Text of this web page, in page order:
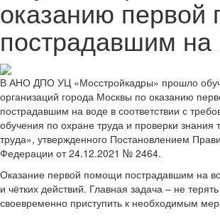
оказанию
пострадавшим на
В АНО ДПО УЦ «Мосстройкадры» прошло
организаций города Москвы по оказанию
пострадавшим на воде в соответствии с
обучения по охране труда и проверки знания
труда», утвержденного Постановлением
Федерации от 24.12.2021 № 2464.
Оказание первой помощи пострадавшим на
и чётких действий. Главная задача – не
своевременно приступить к необходимым